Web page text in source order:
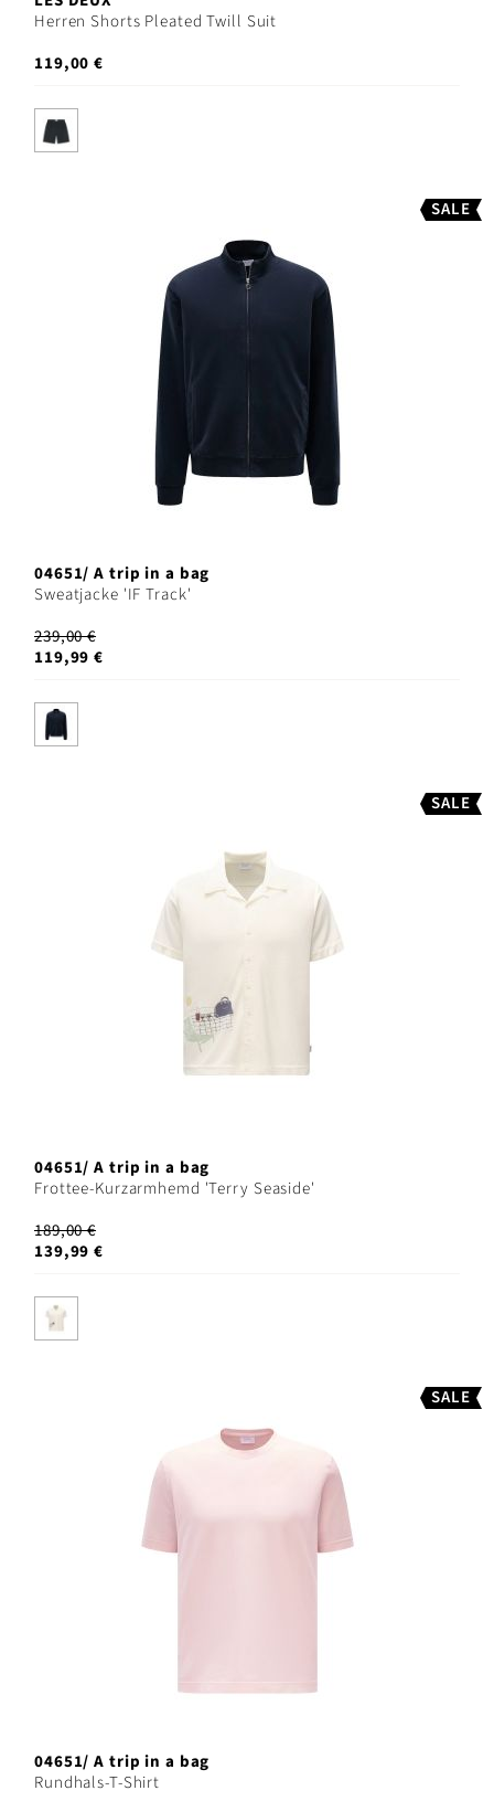
Herren Shorts Pleated Twill Suit
119,00 €
SALE
04651/ A trip in a bag
Sweatjacke 'IF Track'
239,00 €
119,99 €
SALE
04651/ A trip in a bag
Frottee-Kurzarmhemd 'Terry Seaside'
189,00 €
139,99 €
SALE
04651/ A trip in a bag
Rundhals-T-Shirt